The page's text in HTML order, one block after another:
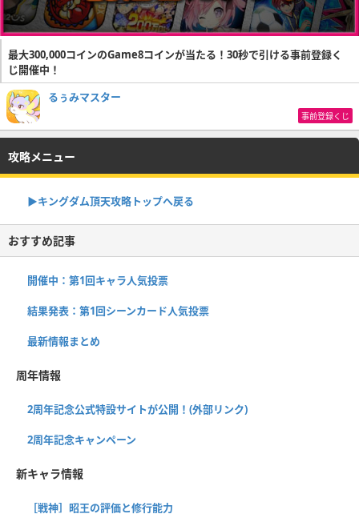
最大300,000コインのGame8コインが当たる！30秒で引ける事前登録く
じ開催中！
るぅみマスター
事前登録くじ
攻略メニュー
▶︎キングダム頂天攻略トップへ戻る
おすすめ記事
開催中：第1回キャラ人気投票
結果発表：第1回シーンカード人気投票
最新情報まとめ
周年情報
2周年記念公式特設サイトが公開！(外部リンク)
2周年記念キャンペーン
新キャラ情報
［戦神］昭王の評価と修行能力